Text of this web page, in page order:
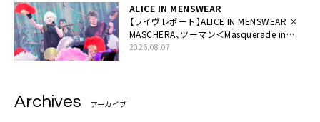
ALICE IN MENSWEAR
【ライヴレポート】ALICE IN MENSWEAR ×
MASCHERA、ツーマン＜Masquerade in
Wonderland＞に一夜限り豪華共演と14年
2026.08.07
Archives アーカイブ